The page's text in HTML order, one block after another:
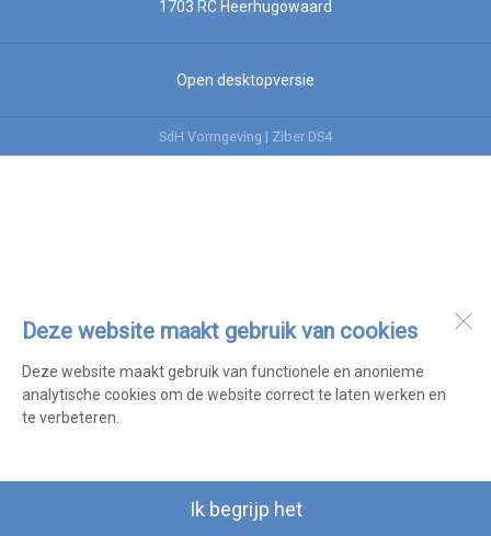
Deze website maakt gebruik van cookies
Deze website maakt gebruik van functionele en anonieme
analytische cookies om de website correct te laten werken en
te verbeteren.
Ik begrijp het
1703 RC Heerhugowaard
Open desktopversie
SdH Vormgeving | Ziber DS4